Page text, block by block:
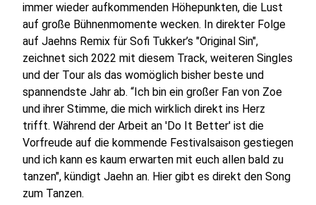
immer wieder aufkommenden Höhepunkten, die Lust
auf große Bühnenmomente wecken. In direkter Folge
auf Jaehns Remix für Sofi Tukker’s "Original Sin",
zeichnet sich 2022 mit diesem Track, weiteren Singles
und der Tour als das womöglich bisher beste und
spannendste Jahr ab. “Ich bin ein großer Fan von Zoe
und ihrer Stimme, die mich wirklich direkt ins Herz
trifft. Während der Arbeit an 'Do It Better' ist die
Vorfreude auf die kommende Festivalsaison gestiegen
und ich kann es kaum erwarten mit euch allen bald zu
tanzen", kündigt Jaehn an. Hier gibt es direkt den Song
zum Tanzen.